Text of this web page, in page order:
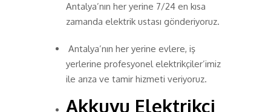
Antalya’nın her yerine 7/24 en kısa
zamanda elektrik ustası gönderiyoruz.
Antalya’nın her yerine evlere, iş
yerlerine profesyonel elektrikçiler’imiz
ile arıza ve tamir hizmeti veriyoruz.
Akkuyu Elektrikçi